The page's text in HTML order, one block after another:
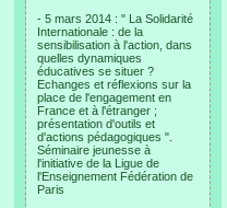
- 5 mars 2014 : " La Solidarité
Internationale : de la
sensibilisation à l'action, dans
quelles dynamiques
éducatives se situer ?
Echanges et réflexions sur la
place de l'engagement en
France et à l'étranger ;
présentation d'outils et
d'actions pédagogiques ".
Séminaire jeunesse à
l'initiative de la Ligue de
l'Enseignement Fédération de
Paris